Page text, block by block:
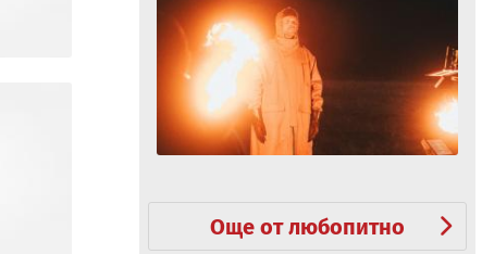
Още от любопитно